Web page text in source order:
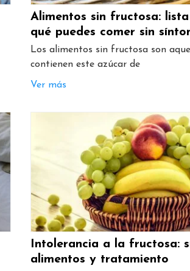
Alimentos sin fructosa:
qué puedes comer sin
Los alimentos sin fructosa son
contienen este azúcar de
Ver más
Intolerancia a la fructosa:
alimentos y tratamiento